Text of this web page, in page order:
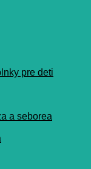
pre deti
a seborea